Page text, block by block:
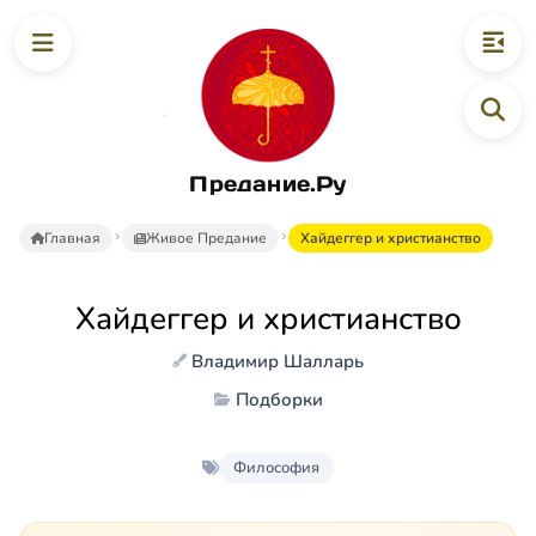
Предание.Ру
Главная Живое Предание Хайдеггер и христианство
Хайдеггер и христианство
Владимир Шалларь
Подборки
Философия